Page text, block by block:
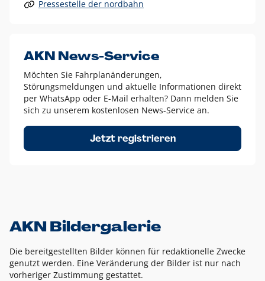
Alle anderen Logo-Varianten dürfen nur in Ausnahmefällen
Diese Ausnahmen sind zum Beispiel:
dem AKN Blau,
weißes Logo auf Fotohintergründen,
schwarzes Logo für reine Schwarz-Weiß-Umsetzungen
Um das Logo herum muss ein Schutzraum von jeweils einer
Höhe bzw. Breite des N aus AKN in alle Richtungen
Pressestelle der nordbahn
AKN News-Service
Möchten Sie Fahrplanänderungen,
Störungsmeldungen und aktuelle Informationen direkt
per WhatsApp oder E-Mail erhalten? Dann melden Sie
sich zu unserem kostenlosen News-Service an.
Jetzt registrieren
AKN Bildergalerie
Die bereitgestellten Bilder können für redaktionelle Zwecke
genutzt werden. Eine Veränderung der Bilder ist nur nach
vorheriger Zustimmung gestattet.